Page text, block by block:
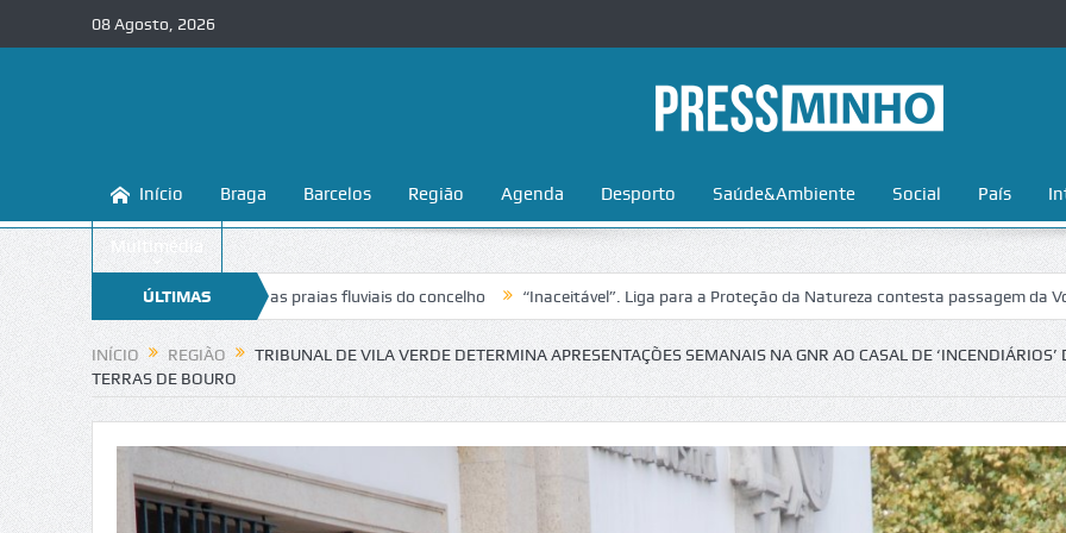
08 Agosto, 2026
Início Braga Barcelos Região Agenda Desporto Saúde&Ambiente Social País
Multimédia
ÚLTIMAS
NOTÍCIAS
a conhecer e proteger as praias fluviais do concelho “Inaceitável”. Liga para a Proteção da Natureza contesta passagem da Volta a
INÍCIO REGIÃO
TRIBUNAL DE VILA VERDE DETERMINA APRESENTAÇÕES SEMANAIS NA GNR AO CASAL DE ‘INCENDIÁRIOS’
TERRAS DE BOURO